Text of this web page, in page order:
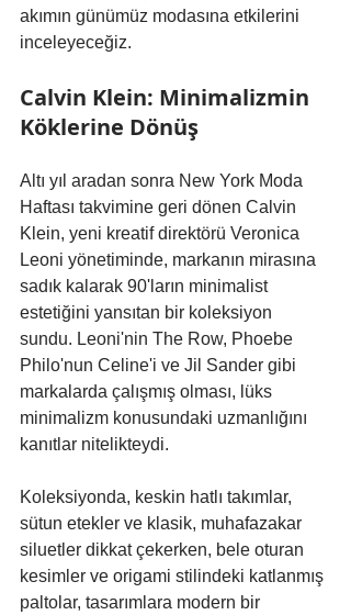
akımın günümüz modasına etkilerini
inceleyeceğiz.
Calvin Klein: Minimalizmin
Köklerine Dönüş
Altı yıl aradan sonra New York Moda
Haftası takvimine geri dönen Calvin
Klein, yeni kreatif direktörü Veronica
Leoni yönetiminde, markanın mirasına
sadık kalarak 90'ların minimalist
estetiğini yansıtan bir koleksiyon
sundu. Leoni'nin The Row, Phoebe
Philo'nun Celine'i ve Jil Sander gibi
markalarda çalışmış olması, lüks
minimalizm konusundaki uzmanlığını
kanıtlar nitelikteydi.
Koleksiyonda, keskin hatlı takımlar,
sütun etekler ve klasik, muhafazakar
siluetler dikkat çekerken, bele oturan
kesimler ve origami stilindeki katlanmış
paltolar, tasarımlara modern bir